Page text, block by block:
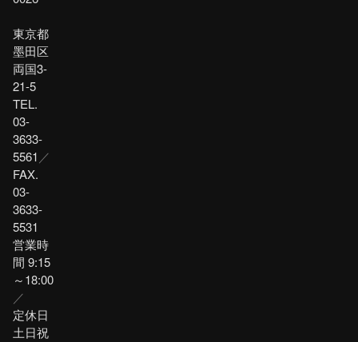
東京都
墨田区
両国3-
21-5
TEL.
03-
3633-
5561 ／
FAX.
03-
3633-
5531
営業時
間 9:15
～18:00
／
定休日
土日祝